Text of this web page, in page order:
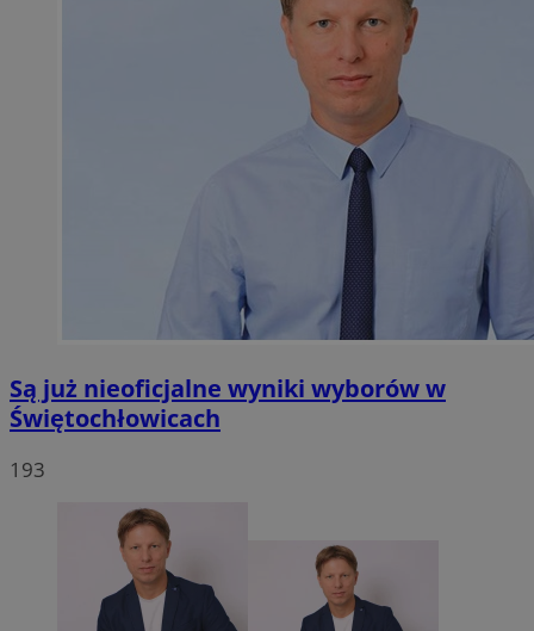
Są już nieoficjalne wyniki wyborów w
Świętochłowicach
193